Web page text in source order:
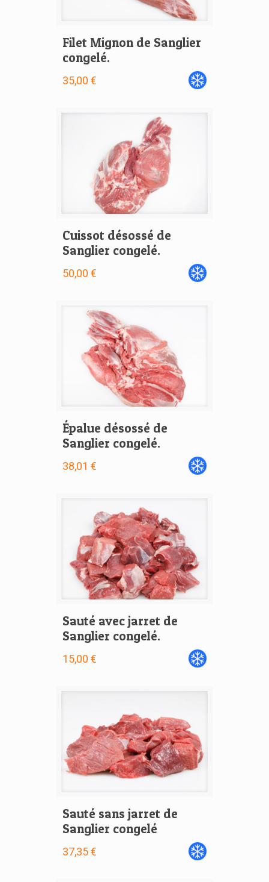
Filet Mignon de Sanglier
congelé.
35,00 €
Cuissot désossé de
Sanglier congelé.
50,00 €
Épalue désossé de
Sanglier congelé.
38,01 €
Sauté avec jarret de
Sanglier congelé.
15,00 €
Sauté sans jarret de
Sanglier congelé
37,35 €